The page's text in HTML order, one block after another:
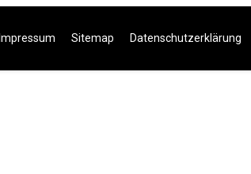
Impressum Sitemap Datenschutzerklärung